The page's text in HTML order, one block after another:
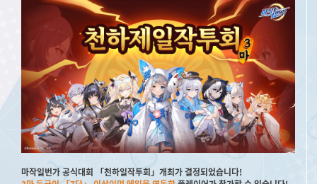
마작일번가 공식대회 「천하일작투회」개최가 결정되었습니다!